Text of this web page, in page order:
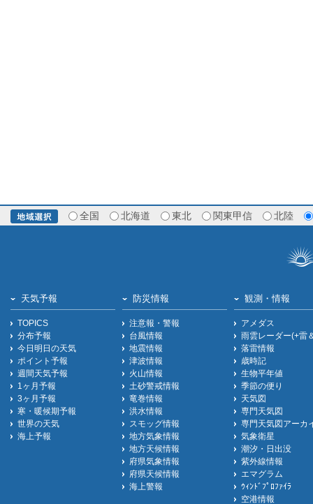
全国 北海道 東北 関東甲信 北陸
天気予報
TOPICS
分布予報
今日明日の天気
ポイント予報
週間天気予報
1ヶ月予報
3ヶ月予報
寒・暖候期予報
世界の天気
海上予報
防災情報
注意報・警報
台風情報
地震情報
津波情報
火山情報
土砂警戒情報
竜巻情報
洪水情報
スモッグ情報
地方気象情報
地方天候情報
府県気象情報
府県天候情報
海上警報
観測・情報
アメダス
雨雲レーダー(+雷
落雷情報
歳時記
生物平年値
季節の便り
天気図
専門天気図
専門天気図アーカ
気象衛星
潮汐・日出没
紫外線情報
エマグラム
ｳｨﾝﾄﾞﾌﾟﾛﾌｧｲﾗ
空港情報